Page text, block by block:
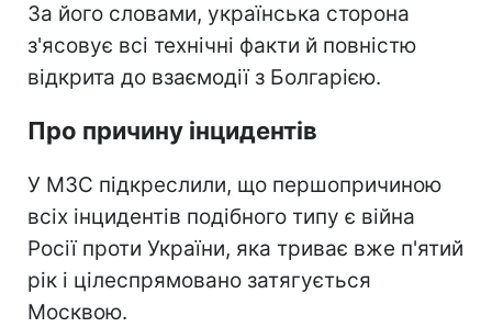
За його словами, українська сторона
з'ясовує всі технічні факти й повністю
відкрита до взаємодії з Болгарією.
Про причину інцидентів
У МЗС підкреслили, що першопричиною
всіх інцидентів подібного типу є війна
Росії проти України, яка триває вже п'ятий
рік і цілеспрямовано затягується
Москвою.